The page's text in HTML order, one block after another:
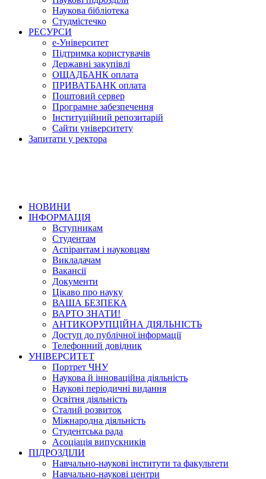
Наукова бібліотека
Студмістечко
РЕСУРСИ
е-Університет
Підтримка користувачів
Державні закупівлі
ОЩАДБАНК оплата
ПРИВАТБАНК оплата
Поштовий сервер
Програмне забезпечення
Інституційний репозитарій
Сайти університету
Запитати у ректора
НОВИНИ
ІНФОРМАЦІЯ
Вступникам
Студентам
Аспірантам і науковцям
Викладачам
Вакансії
Документи
Цікаво про науку
ВАША БЕЗПЕКА
ВАРТО ЗНАТИ!
АНТИКОРУПЦІЙНА ДІЯЛЬНІСТЬ
Доступ до публічної інформації
Телефонний довідник
УНІВЕРСИТЕТ
Портрет ЧНУ
Наукова й інноваційна діяльність
Наукові періодичні видання
Освітня діяльність
Сталий розвиток
Міжнародна діяльність
Студентська рада
Асоціація випускників
ПІДРОЗДІЛИ
Навчально-наукові інститути та факультети
Навчально-наукові центри